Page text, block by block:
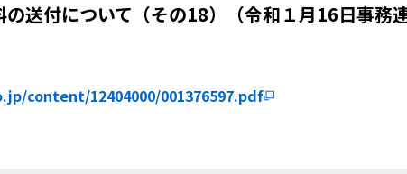
の送付について（その18）（令和１月16日事務連
content/12404000/001376597.pdf